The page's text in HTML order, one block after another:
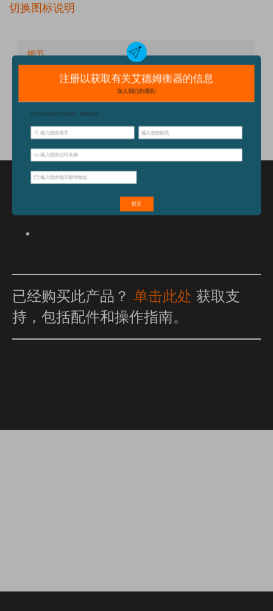
切换图标说明
细节
技术规格
特点和优点
已经购买此产品？ 单击此处 获取支
持，包括配件和操作指南。